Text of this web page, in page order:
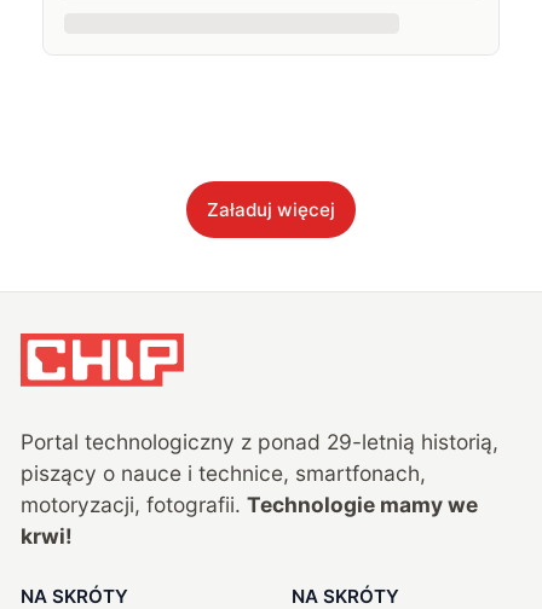
Załaduj więcej
Portal technologiczny z ponad 29-letnią historią,
piszący o nauce i technice, smartfonach,
motoryzacji, fotografii. Technologie mamy we
krwi!
NA SKRÓTY NA SKRÓTY